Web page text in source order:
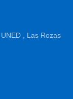
, Las Rozas